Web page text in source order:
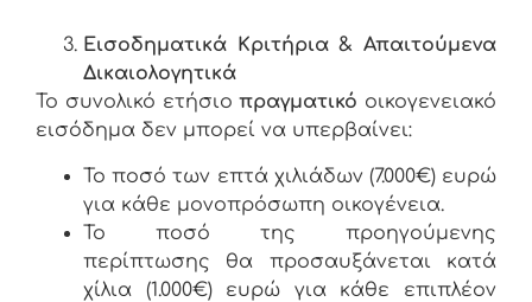
Εισοδηματικά Κριτήρια & Απαιτούμενα
Δικαιολογητικά
Το συνολικό ετήσιοπραγματικό οικογενειακό
εισόδημα δεν μπορεί να υπερβαίνει:
Το ποσό των επτά χιλιάδων (7.000€) ευρώ
για κάθε μονοπρόσωπη οικογένεια.
Το ποσό της προηγούμενης
περίπτωσης θα προσαυξάνεται κατά
χίλια (1.000€) ευρώ για κάθε επιπλέον